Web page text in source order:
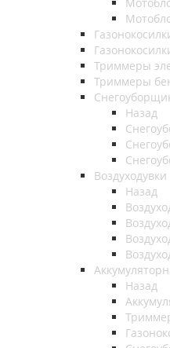
Триммеры
Триммеры
Назад
Воздуходувки
Назад
Назад